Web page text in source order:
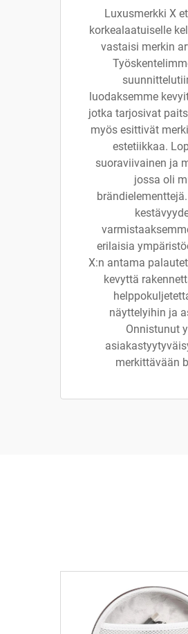
Luxusmerkki X
korkealaatuiselle
vastaisi merkin
luodaksemme
jotka tarjosivat
myös esittivät
estetiikkaa.
suoraviivainen ja
jossa oli
erilaisia
X:n antama
kevyttä
näyttelyihin ja
Onnistunut
merkittävään